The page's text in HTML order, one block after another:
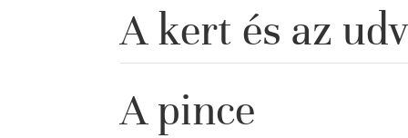
A kert és az
A pince